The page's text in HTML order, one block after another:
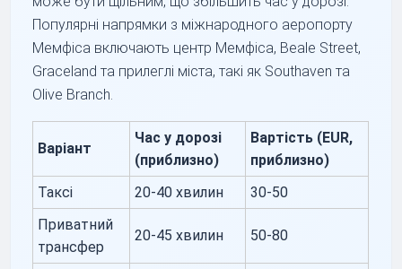
Популярні напрямки з міжнародного аеропорту
Мемфіса включають центр Мемфіса, Beale Street,
Graceland та прилеглі міста, такі як Southaven та
Olive Branch.
Варіант
Час у дорозі
(приблизно)
Вартість (EUR,
приблизно)
Таксі
20-40 хвилин
30-50
Приватний
трансфер
20-45 хвилин 50-80